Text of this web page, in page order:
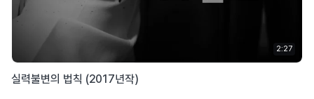
2:27
실력불변의 법칙 (2017년작)